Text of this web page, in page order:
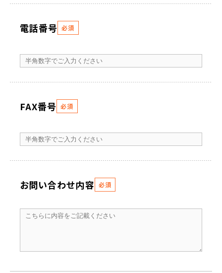
電話番号 必須
FAX番号 必須
お問い合わせ内容 必須